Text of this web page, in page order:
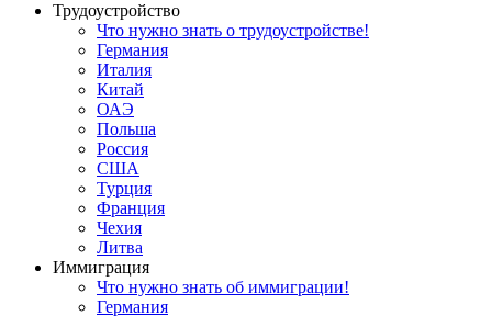
Трудоустройство
Что нужно знать о трудоустройстве!
Германия
Италия
Китай
ОАЭ
Польша
Россия
США
Турция
Франция
Чехия
Литва
Иммиграция
Что нужно знать об иммиграции!
Германия